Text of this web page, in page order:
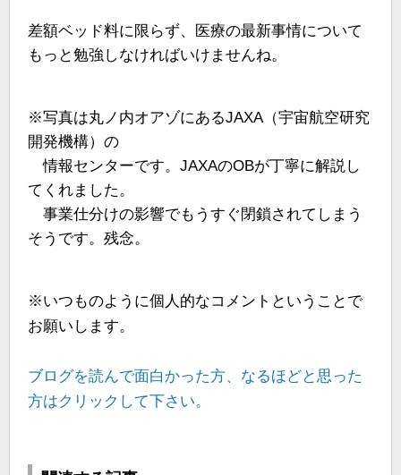
差額ベッド料に限らず、医療の最新事情について
もっと勉強しなければいけませんね。
※写真は丸ノ内オアゾにあるJAXA（宇宙航空研究
開発機構）の
情報センターです。JAXAのOBが丁寧に解説し
てくれました。
事業仕分けの影響でもうすぐ閉鎖されてしまう
そうです。残念。
※いつものように個人的なコメントということで
お願いします。
ブログを読んで面白かった方、なるほどと思った
方はクリックして下さい。